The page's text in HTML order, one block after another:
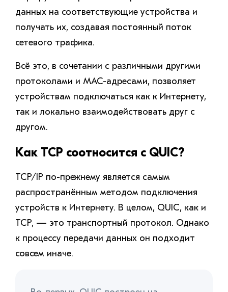
данных на соответствующие устройства и
получать их, создавая постоянный поток
сетевого трафика.
Всё это, в сочетании с различными другими
протоколами и MAC-адресами, позволяет
устройствам подключаться как к Интернету,
так и локально взаимодействовать друг с
другом.
Как TCP соотносится с QUIC?
TCP/IP по-прежнему является самым
распространённым методом подключения
устройств к Интернету. В целом, QUIC, как и
TCP, — это транспортный протокол. Однако
к процессу передачи данных он подходит
совсем иначе.